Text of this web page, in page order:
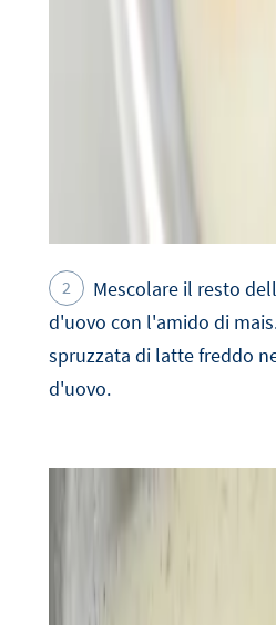
Mescolare il resto
d'uovo con l'amido di
spruzzata di latte freddo
d'uovo.